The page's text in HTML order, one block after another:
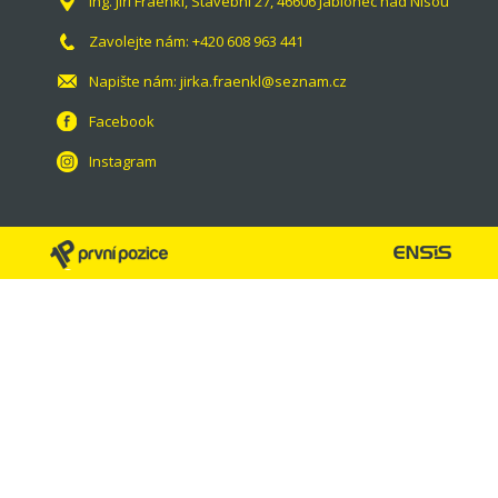
Zavolejte nám: +420 608 963 441
Napište nám: jirka.fraenkl@seznam.cz
Facebook
Instagram